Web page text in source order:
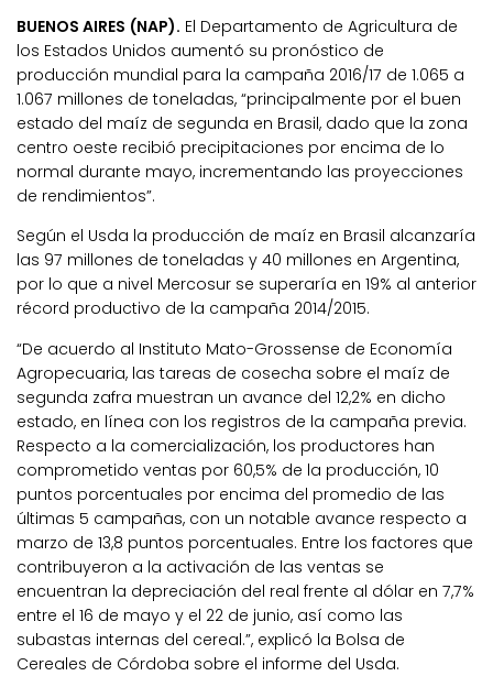
BUENOS AIRES (NAP). El Departamento de Agricultura de
los Estados Unidos aumentó su pronóstico de
producción mundial para la campaña 2016/17 de 1.065 a
1.067 millones de toneladas, “principalmente por el buen
estado del maíz de segunda en Brasil, dado que la zona
centro oeste recibió precipitaciones por encima de lo
normal durante mayo, incrementando las proyecciones
de rendimientos”.
Según el Usda la producción de maíz en Brasil alcanzaría
las 97 millones de toneladas y 40 millones en Argentina,
por lo que a nivel Mercosur se superaría en 19% al anterior
récord productivo de la campaña 2014/2015.
“De acuerdo al Instituto Mato-Grossense de Economía
Agropecuaria, las tareas de cosecha sobre el maíz de
segunda zafra muestran un avance del 12,2% en dicho
estado, en línea con los registros de la campaña previa.
Respecto a la comercialización, los productores han
comprometido ventas por 60,5% de la producción, 10
puntos porcentuales por encima del promedio de las
últimas 5 campañas, con un notable avance respecto a
marzo de 13,8 puntos porcentuales. Entre los factores que
contribuyeron a la activación de las ventas se
encuentran la depreciación del real frente al dólar en 7,7%
entre el 16 de mayo y el 22 de junio, así como las
subastas internas del cereal.”, explicó la Bolsa de
Cereales de Córdoba sobre el informe del Usda.